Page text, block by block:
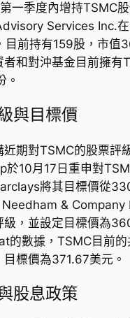
一季度內增持TSMC
Services Inc.
目前持有159股，市值
者和對沖基金目前擁有
。
與目標價
近期對TSMC的股票評
於10月17日重申對
將其目標價從
& Company
級，並設定目標價為
的數據，TSMC目前的
標價為371.67美元。
股息政策